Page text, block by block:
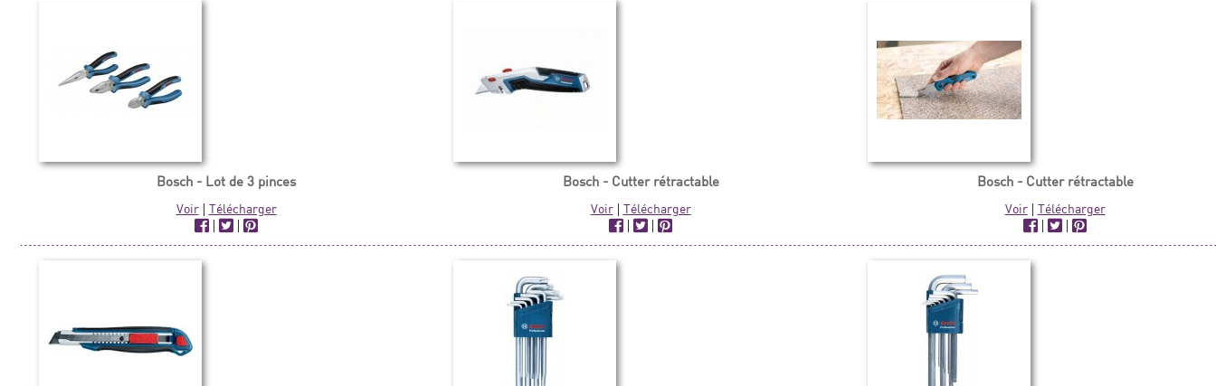
Bosch - Lot de 3 pinces
Voir| Télécharger
|
|
Bosch - Cutter rétractable
Voir| Télécharger
|
|
Bosch - Cutter rétractable
Voir| Télécharger
|
|